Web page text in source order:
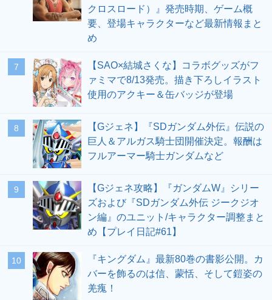
クロスロード）』発売時期、ゲーム概
要、登場キャラクターなど最新情報まと
め
7
【SAO×結城さくな】コラボグッズがフ
ァミマで8/13発売。描き下ろしイラスト
使用のアクキー＆缶バッジが登場
8
【Gジェネ】『SDガンダム外伝』伝説の
巨人＆アルガス騎士団開催決定。報酬は
フルアーマー騎士ガンダムなど
9
【Gジェネ攻略】『ガンダムW』シリー
ズおよび『SDガンダム外伝 ジークジオ
ン編』のユニット/キャラクター調整まと
め【プレイ日記#61】
10
『キングダム』最新80巻の書影公開。カ
バーを飾るのは信、蒙恬、そして鎧姿の
羌瘣！